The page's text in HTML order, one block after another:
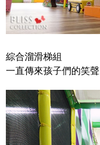
綜合溜滑梯組
一直傳來孩子們的笑聲